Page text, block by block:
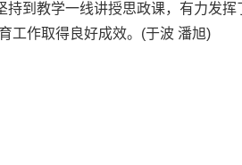
到教学一线讲授思政课，有力发挥
工作取得良好成效。(于波 潘旭)